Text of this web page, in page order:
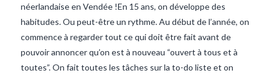
VIEW POST
néerlandaise en Vendée !En 15 ans, on développe des
habitudes. Ou peut-être un rythme. Au début de l’année, on
commence à regarder tout ce qui doit être fait avant de
pouvoir annoncer qu’on est à nouveau “ouvert à tous et à
toutes”. On fait toutes les tâches sur la to-do liste et on